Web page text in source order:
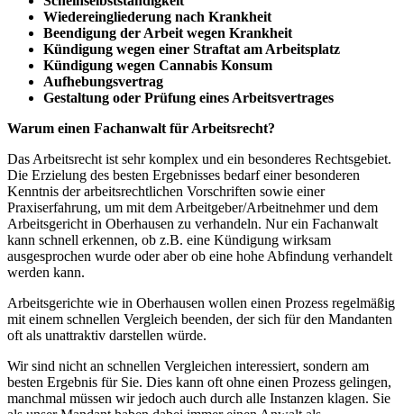
Wiedereingliederung nach Krankheit
Beendigung der Arbeit wegen Krankheit
Kündigung wegen einer Straftat am Arbeitsplatz
Kündigung wegen Cannabis Konsum
Aufhebungsvertrag
Gestaltung oder Prüfung eines Arbeitsvertrages
Warum einen Fachanwalt für Arbeitsrecht?
Das Arbeitsrecht ist sehr komplex und ein besonderes Rechtsgebiet.
Die Erzielung des besten Ergebnisses bedarf einer besonderen
Kenntnis der arbeitsrechtlichen Vorschriften sowie einer
Praxiserfahrung, um mit dem Arbeitgeber/Arbeitnehmer und dem
Arbeitsgericht in Oberhausen zu verhandeln. Nur ein Fachanwalt
kann schnell erkennen, ob z.B. eine Kündigung wirksam
ausgesprochen wurde oder aber ob eine hohe Abfindung verhandelt
werden kann.
Arbeitsgerichte wie in Oberhausen wollen einen Prozess regelmäßig
mit einem schnellen Vergleich beenden, der sich für den Mandanten
oft als unattraktiv darstellen würde.
Wir sind nicht an schnellen Vergleichen interessiert, sondern am
besten Ergebnis für Sie. Dies kann oft ohne einen Prozess gelingen,
manchmal müssen wir jedoch auch durch alle Instanzen klagen. Sie